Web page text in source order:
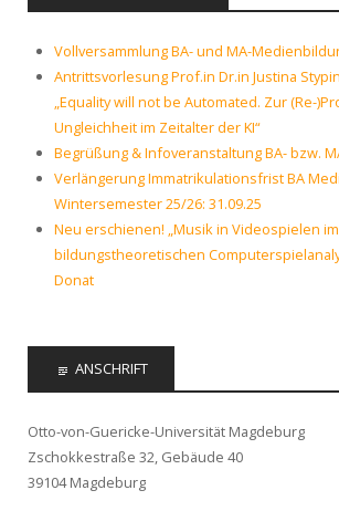
Vollversammlung BA- und MA-
Antrittsvorlesung Prof.in Dr.in Justina
„Equality will not be Automated. Zur (Re-
Ungleichheit im Zeitalter der KI“
Begrüßung & Infoveranstaltung BA- bzw.
Verlängerung Immatrikulationsfrist BA
Wintersemester 25/26: 31.09.25
Neu erschienen! „Musik in Videospielen
bildungstheoretischen
Donat
ANSCHRIFT
Otto-von-Guericke-Universität Magdeburg
Zschokkestraße 32, Gebäude 40
39104 Magdeburg